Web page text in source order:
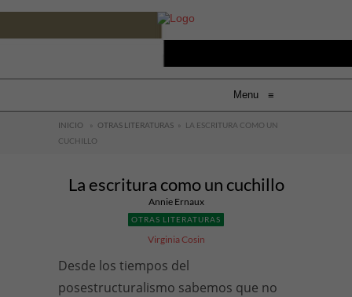
Menu ≡
INICIO » OTRAS LITERATURAS » LA ESCRITURA COMO UN
CUCHILLO
La escritura como un cuchillo
Annie Ernaux
OTRAS LITERATURAS
Virginia Cosin
Desde los tiempos del
posestructuralismo sabemos que no